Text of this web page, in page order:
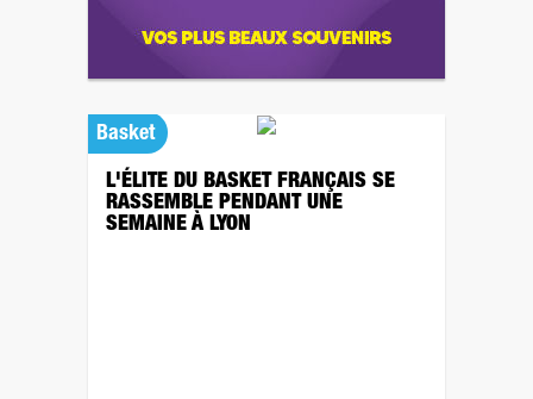
Basket
L'ÉLITE DU BASKET FRANÇAIS SE
RASSEMBLE PENDANT UNE
SEMAINE À LYON